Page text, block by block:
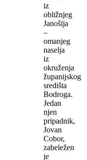
iz
obližnjeg
Janošija
–
omanjeg
naselja
iz
okruženja
županijskog
središta
Bodroga.
Jedan
njen
pripadnik,
Jovan
Cobor,
zabeležen
je